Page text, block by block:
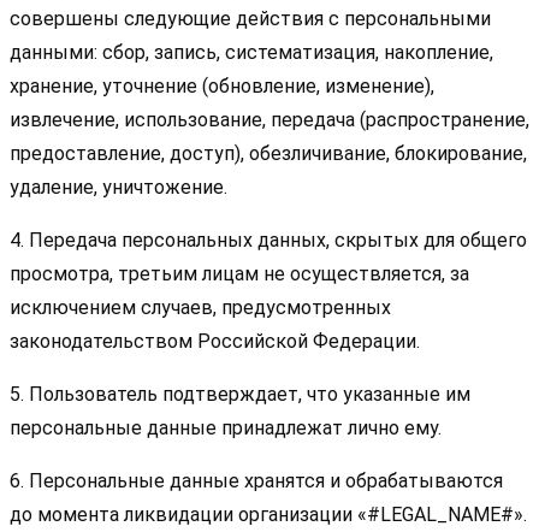
совершены следующие действия с персональными
данными: сбор, запись, систематизация, накопление,
хранение, уточнение (обновление, изменение),
извлечение, использование, передача (распространение,
предоставление, доступ), обезличивание, блокирование,
удаление, уничтожение.
4. Передача персональных данных, скрытых для общего
просмотра, третьим лицам не осуществляется, за
исключением случаев, предусмотренных
законодательством Российской Федерации.
5. Пользователь подтверждает, что указанные им
персональные данные принадлежат лично ему.
6. Персональные данные хранятся и обрабатываются
до момента ликвидации организации «#LEGAL_NAME#».